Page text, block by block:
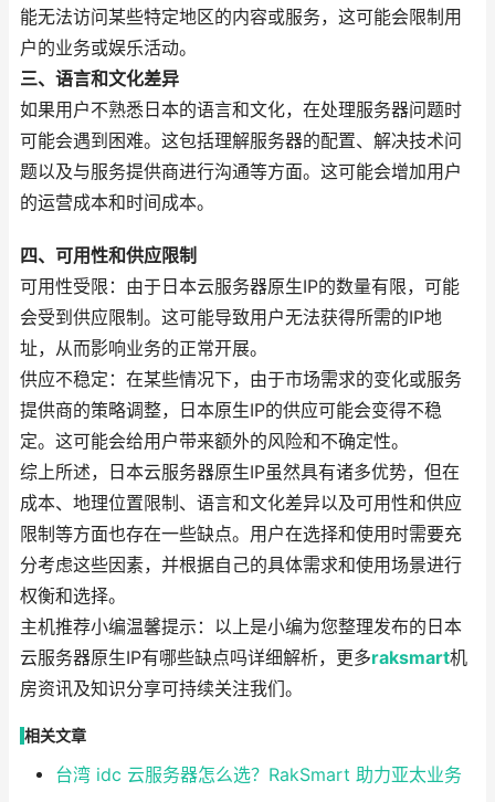
能无法访问某些特定地区的内容或服务，这可能会限制用
户的业务或娱乐活动。
三、语言和文化差异
如果用户不熟悉日本的语言和文化，在处理服务器问题时
可能会遇到困难。这包括理解服务器的配置、解决技术问
题以及与服务提供商进行沟通等方面。这可能会增加用户
的运营成本和时间成本。
四、可用性和供应限制
可用性受限：由于日本云服务器原生IP的数量有限，可能
会受到供应限制。这可能导致用户无法获得所需的IP地
址，从而影响业务的正常开展。
供应不稳定：在某些情况下，由于市场需求的变化或服务
提供商的策略调整，日本原生IP的供应可能会变得不稳
定。这可能会给用户带来额外的风险和不确定性。
综上所述，日本云服务器原生IP虽然具有诸多优势，但在
成本、地理位置限制、语言和文化差异以及可用性和供应
限制等方面也存在一些缺点。用户在选择和使用时需要充
分考虑这些因素，并根据自己的具体需求和使用场景进行
权衡和选择。
主机推荐小编温馨提示：以上是小编为您整理发布的日本
云服务器原生IP有哪些缺点吗详细解析，更多raksmart机
房资讯及知识分享可持续关注我们。
相关文章
台湾 idc 云服务器怎么选？RakSmart 助力亚太业务